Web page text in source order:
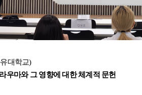
대학교)
우마와 그 영향에 대한 체계적 문헌